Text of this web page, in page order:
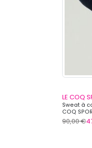
LE COQ
Sweat à
COQ
90,00 €